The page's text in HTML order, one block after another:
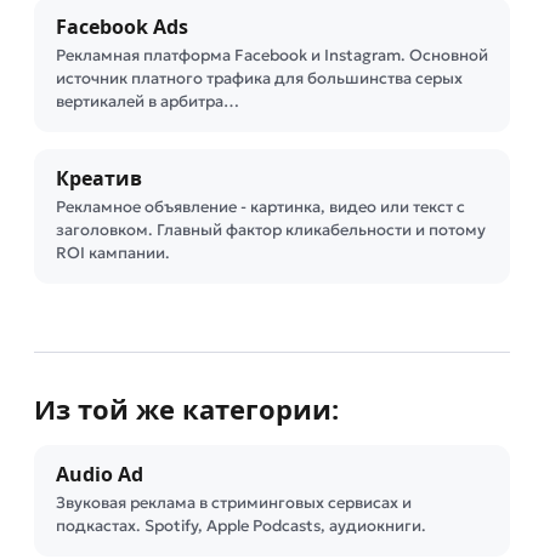
Facebook Ads
Рекламная платформа Facebook и Instagram. Основной
источник платного трафика для большинства серых
вертикалей в арбитра…
Креатив
Рекламное объявление - картинка, видео или текст с
заголовком. Главный фактор кликабельности и потому
ROI кампании.
Из той же категории:
Audio Ad
Звуковая реклама в стриминговых сервисах и
подкастах. Spotify, Apple Podcasts, аудиокниги.